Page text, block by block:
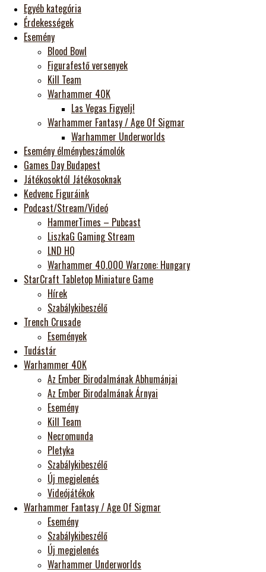
Egyéb kategória
Érdekességek
Esemény
Blood Bowl
Figurafestő versenyek
Kill Team
Warhammer 40K
Las Vegas Figyelj!
Warhammer Fantasy / Age Of Sigmar
Warhammer Underworlds
Esemény élménybeszámolók
Games Day Budapest
Játékosoktól Játékosoknak
Kedvenc Figuráink
Podcast/Stream/Videó
HammerTimes – Pubcast
LiszkaG Gaming Stream
LND HQ
Warhammer 40.000 Warzone: Hungary
StarCraft Tabletop Miniature Game
Hírek
Szabálykibeszélő
Trench Crusade
Események
Tudástár
Warhammer 40K
Az Ember Birodalmának Abhumánjai
Az Ember Birodalmának Árnyai
Esemény
Kill Team
Necromunda
Pletyka
Szabálykibeszélő
Új megjelenés
Videójátékok
Warhammer Fantasy / Age Of Sigmar
Esemény
Szabálykibeszélő
Új megjelenés
Warhammer Underworlds